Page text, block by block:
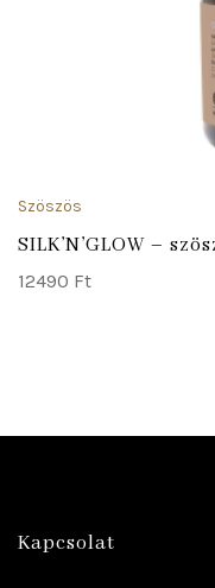
Szöszös
SILK’N’GLOW –
12490 Ft
Kapcsolat